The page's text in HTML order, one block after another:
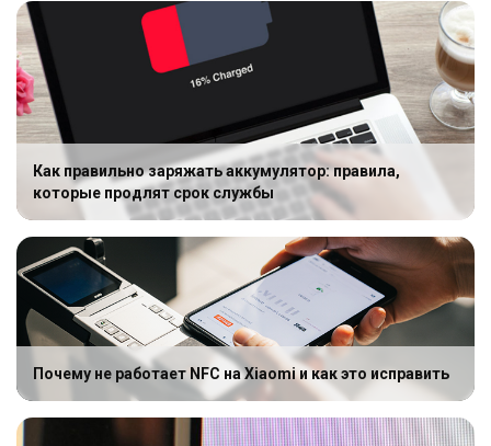
Как правильно заряжать аккумулятор: правила,
которые продлят срок службы
Почему не работает NFC на Xiaomi и как это исправить